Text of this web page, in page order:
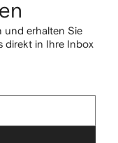
und erhalten Sie
direkt in Ihre Inbox